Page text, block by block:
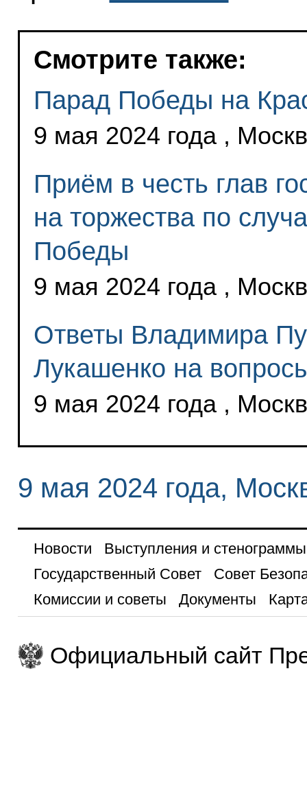
Смотрите также:
Парад Победы на
9 мая 2024 года ,
Приём в честь глав
на торжества по
Победы
9 мая 2024 года ,
Ответы Владимира
Лукашенко на
9 мая 2024 года ,
9 мая 2024 года,
Новости
Выступления и стенограммы
Государственный Совет
Совет
Комиссии и советы
Документы
Официальный сайт